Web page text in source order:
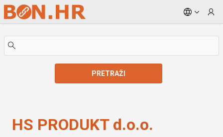
Skip to Main Content
PRETRAŽI
HS PRODUKT d.o.o.